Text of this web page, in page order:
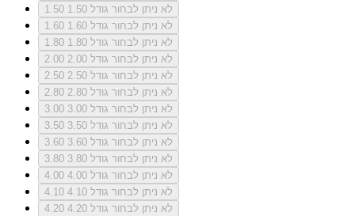
1.50
לא ניתן לבחור גודל 1.50
1.60
לא ניתן לבחור גודל 1.60
1.80
לא ניתן לבחור גודל 1.80
2.00
לא ניתן לבחור גודל 2.00
2.50
לא ניתן לבחור גודל 2.50
2.80
לא ניתן לבחור גודל 2.80
3.00
לא ניתן לבחור גודל 3.00
3.50
לא ניתן לבחור גודל 3.50
3.60
לא ניתן לבחור גודל 3.60
3.80
לא ניתן לבחור גודל 3.80
4.00
לא ניתן לבחור גודל 4.00
4.10
לא ניתן לבחור גודל 4.10
4.20
לא ניתן לבחור גודל 4.20